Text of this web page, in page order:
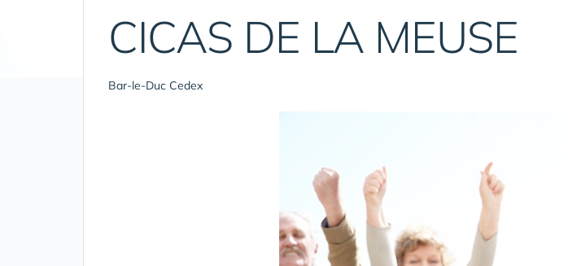
CICAS DE LA MEUSE
Bar-le-Duc Cedex